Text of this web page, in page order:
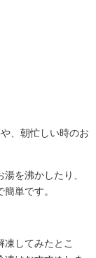
、朝忙しい時のお
を沸かしたり、
単です。
してみたとこ